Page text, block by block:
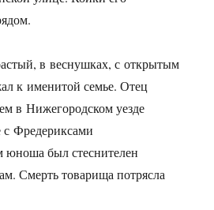
в веснушках, с открытым
к именитой семье. Отец
в Нижегородском уезде
с Фредериксами
был стеснителен
Смерть товарища потрясла